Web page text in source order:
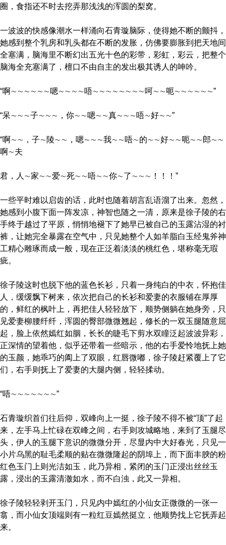
圈，食指还不时去挖弄那浅浅的浑圆的梨窝。
一波波的快感像潮水一样涌向石青璇脑际，使得她不断的颤抖，
她感到整个乳房和乳头都在不断的发胀，仿佛要膨胀到把天地间
全塞满，脑海里不断幻出五光十色的彩带，彩虹，彩云，把整个
脑海全充塞满了，檀口不由自主的发出极其诱人的呻吟。
“啊∼∼∼∼∼∼嗯∼∼∼∼唔∼∼∼∼∼∼∼∼呵∼∼呃∼∼∼∼∼∼”
“呆∼∼∼子∼∼∼，你∼∼嗯∼∼真∼∼∼唔∼好∼∼”
“啊∼∼，子∼陵∼∼，嗯∼∼∼我∼∼唔∼的∼∼好∼∼呃∼∼郎∼∼
啊∼夫
君，人∼家∼∼爱∼死∼∼唔∼∼你∼了∼∼∼！！！”
一些平时难以启齿的话，此时也随着胡言乱语溜了出来。忽然，
她感到小腹下面一阵发凉，神智也随之一清，原来是徐子陵的右
手终于越过了平原，悄悄地褪下了她早已被自己的玉露沾湿的衬
裤，让她完全暴露在空气中，只见她整个人如羊脂白玉经鬼斧神
工精心雕琢而成一般，现在正泛着淡淡的桃红色，堪称毫无瑕
疵。
徐子陵这时也脱下他的蓝色长衫，只着一身纯白的中衣，怀抱佳
人，缓缓飘下树来，依次把自己的长衫和爱妻的衣服铺在厚厚
的，鲜红的枫叶上，再把佳人轻轻放下，顺势侧躺在她身旁，只
见爱妻柳腰纤纤，浑圆的臀部微微翘起，修长的一双玉腿随意屈
起，脸上依然嫣红如胭，长长的睫毛下剪水双瞳泛起波波异彩，
正深情的望着他，似乎还带着一些暗示，他的右手爱怜地抚上她
的玉颜，她乖巧的阖上了双眼，红唇微嘟，徐子陵赶紧覆上了它
们，右手则抚上了爱妻的大腿内侧，轻轻揉动。
“唔∼∼∼∼∼∼∼”
石青璇织首们往后仰，双峰向上一挺，徐子陵不得不被“顶”了起
来，左手马上忙碌在双峰之间，右手则攻城略地，来到了玉腿尽
头，伊人的玉腿下意识的微微分开，尽显内中大好春光，只见一
小片乌黑的耻毛柔顺的贴在微微隆起的阴埠上，而下面丰腴的粉
红色玉门上则光洁如玉，此乃异相，紧闭的玉门正浸出丝丝玉
露，浸出的玉露清澈如水，而不白浊，此又一异相。
徐子陵轻轻剥开玉门，只见内中嫣红的小仙女正微微的一张一
翕，而小仙女顶端则有一粒红豆嫣然挺立，他顺势找上它抚弄起
来。